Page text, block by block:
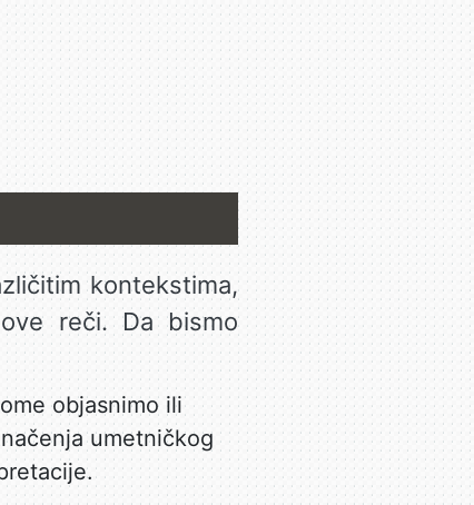
kontekstima,
reči. Da bismo
objasnimo ili
umetničkog